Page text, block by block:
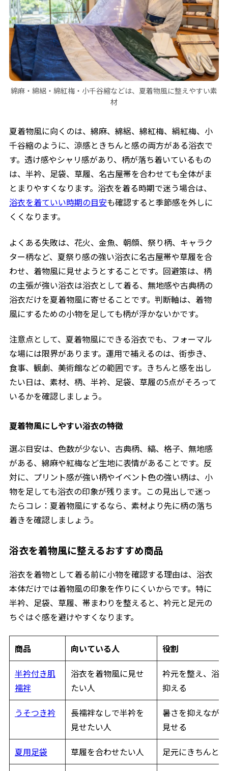
綿麻・綿絽・綿紅梅・小千谷縮などは、夏着物風に整えやすい素
材
夏着物風に向くのは、綿麻、綿絽、綿紅梅、絹紅梅、小
千谷縮のように、涼感ときちんと感の両方がある浴衣で
す。透け感やシャリ感があり、柄が落ち着いているもの
は、半衿、足袋、草履、名古屋帯を合わせても全体がま
とまりやすくなります。浴衣を着る時期で迷う場合は、
浴衣を着ていい時期の目安も確認すると季節感を外しに
くくなります。
よくある失敗は、花火、金魚、朝顔、祭り柄、キャラク
ター柄など、夏祭り感の強い浴衣に名古屋帯や草履を合
わせ、着物風に見せようとすることです。回避策は、柄
の主張が強い浴衣は浴衣として着る、無地感や古典柄の
浴衣だけを夏着物風に寄せることです。判断軸は、着物
風にするための小物を足しても柄が浮かないかです。
注意点として、夏着物風にできる浴衣でも、フォーマル
な場には限界があります。運用で補えるのは、街歩き、
食事、観劇、美術館などの範囲です。きちんと感を出し
たい日は、素材、柄、半衿、足袋、草履の5点がそろって
いるかを確認しましょう。
夏着物風にしやすい浴衣の特徴
選ぶ目安は、色数が少ない、古典柄、縞、格子、無地感
がある、綿麻や紅梅など生地に表情があることです。反
対に、プリント感が強い柄やイベント色の強い柄は、小
物を足しても浴衣の印象が残ります。この見出しで迷っ
たらコレ：夏着物風にするなら、素材より先に柄の落ち
着きを確認しましょう。
浴衣を着物風に整えるおすすめ商品
浴衣を着物として着る前に小物を確認する理由は、浴衣
本体だけでは着物風の印象を作りにくいからです。特に
半衿、足袋、草履、帯まわりを整えると、衿元と足元の
ちぐはぐ感を避けやすくなります。
商品 向いている人 役割
半衿付き肌
襦袢
浴衣を着物風に見せ
たい人
衿元を整え、浴
抑える
うそつき衿
長襦袢なしで半衿を
見せたい人
暑さを抑えなが
見せる
夏用足袋 草履を合わせたい人 足元にきちんと